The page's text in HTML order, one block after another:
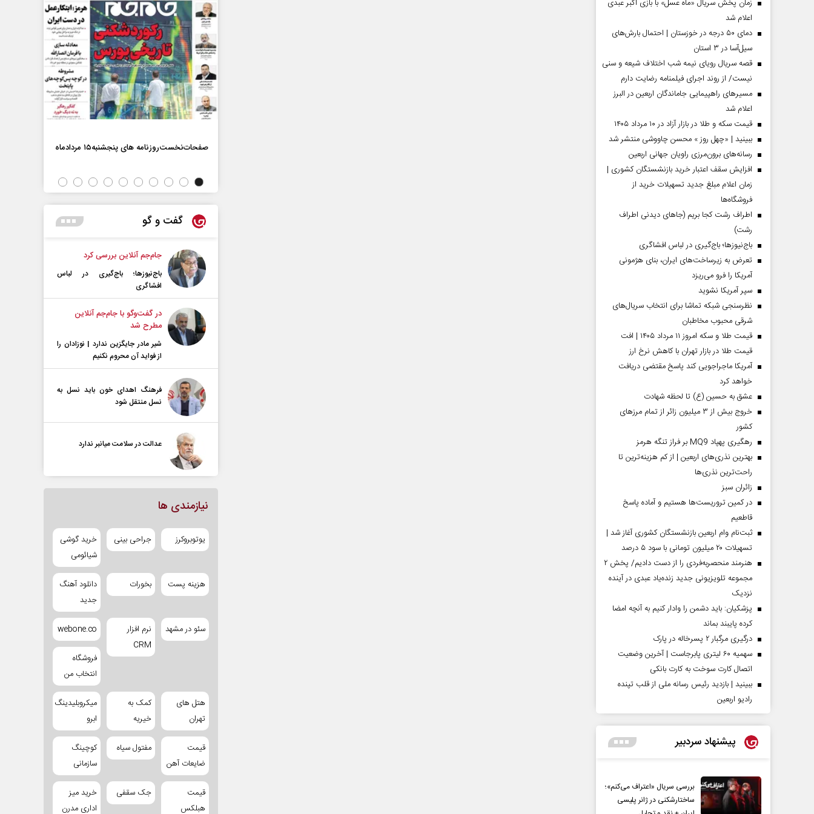
زمان پخش سریال «ماه عسل» با بازی اکبر عبدی
اعلام شد
دمای ۵۰ درجه در خوزستان | احتمال بارش‌های
سیل‌آسا در ۳ استان
قصه سریال رویای نیمه شب اختلاف شیعه و سنی
نیست/ از روند اجرای فیلمنامه رضایت دارم
مسیر‌های راهپیمایی جاماندگان اربعین در البرز
اعلام شد
قیمت سکه و طلا در بازار آزاد در ۱۰ مرداد ۱۴۰۵
ببینید | «چهل روز » محسن چاووشی منتشر شد
رسانه‌های برون‌مرزی راویان جهانی اربعین
افزایش سقف اعتبار خرید بازنشستگان کشوری |
زمان اعلام مبلغ جدید تسهیلات خرید از
فروشگاه‌ها
اطراف رشت کجا بریم (جاهای دیدنی اطراف
رشت)
باج‌نیوزها؛ باج‌گیری در لباس افشاگری
تعرض به زیرساخت‌های ایران، بنای هژمونی
آمریکا را فرو می‌ریزد
سپر آمریکا نشوید
نظرسنجی شبکه تماشا برای انتخاب سریال‌های
شرقی محبوب مخاطبان
قیمت طلا و سکه امروز ۱۱ مرداد ۱۴۰۵ | افت
قیمت طلا در بازار تهران با کاهش نرخ ارز
آمریکا ماجراجویی کند پاسخ مقتضی دریافت
خواهد کرد
عشق به حسین (ع) تا لحظه شهادت
خروج بیش از ۳ میلیون زائر از تمام مرز‌های
کشور
رهگیری پهپاد MQ9 بر فراز تنگه هرمز
بهترین نذری‌های اربعین | از کم هزینه‌ترین تا
راحت‌ترین نذری‌ها
‌زائران سبز
در کمین تروریست‌ها هستیم و آماده پاسخ
قاطعیم
ثبت‌نام وام اربعین بازنشستگان کشوری آغاز شد |
تسهیلات ۲۰ میلیون تومانی با سود ۵ درصد
هنرمند منحصر‌به‌فردی را از دست دادیم/ پخش ۲
مجموعه تلویزیونی جدید زنده‌یاد عبدی در آینده
نزدیک
پزشکیان: باید دشمن را وادار کنیم به آنچه امضا
کرده پایبند بماند
درگیری مرگبار ۲ پسرخاله در پارک
سهمیه ۶۰ لیتری پابرجاست | آخرین وضعیت
اتصال کارت سوخت به کارت بانکی
ببینید | بازدید رئیس رسانه ملی از قلب تپنده
رادیو اربعین
پیشنهاد سردبیر
بررسی سریال «اعتراف می‌کنم»؛
ساختارشکنی در ژانر پلیسی
صفحات نخست روزنامه ها‌ی‌سه‌شنبه ۶ مردادماه صفحات‌نخست‌روزنامه ها‌ی پنجشنبه‌۱۵ مردادماه
گفت و گو
جام‌جم آنلاین بررسی کرد
باج‌نیوزها؛ باج‌گیری در لباس
افشاگری
در گفت‌و‌گو با جام‌جم آنلاین
مطرح شد
شیر مادر جایگزین ندارد | نوزادان را
از فواید آن محروم نکنیم
فرهنگ اهدای خون باید نسل به
نسل منتقل شود
عدالت در سلامت میانبر ندارد
نیازمندی ها
یوتوبروکرز جراحی بینی
خرید گوشی
شیائومی
هزینه پست بخورات
دانلود آهنگ
جدید
سئو در مشهد
نرم افزار
CRM
webone.co
فروشگاه
انتخاب من
هتل های
تهران
کمک به
خیریه
میکروبلیدینگ
ابرو
قیمت
ضایعات آهن
مفتول سیاه
کوچینگ
سازمانی
قیمت
هبلکس
جک سقفی
خرید میز
اداری مدرن